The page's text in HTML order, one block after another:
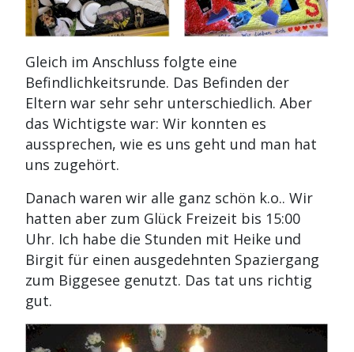
Gleich im Anschluss folgte eine
Befindlichkeitsrunde. Das Befinden der
Eltern war sehr sehr unterschiedlich. Aber
das Wichtigste war: Wir konnten es
aussprechen, wie es uns geht und man hat
uns zugehört.
Danach waren wir alle ganz schön k.o.. Wir
hatten aber zum Glück Freizeit bis 15:00
Uhr. Ich habe die Stunden mit Heike und
Birgit für einen ausgedehnten Spaziergang
zum Biggesee genutzt. Das tat uns richtig
gut.